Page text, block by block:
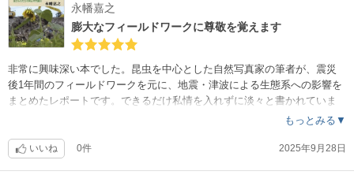
永幡嘉之
膨大なフィールドワークに尊敬を覚えます
非常に興味深い本でした。昆虫を中心とした自然写真家の筆者が、震災
後1年間のフィールドワークを元に、地震・津波による生態系への影響を
まとめたレポートです。できるだけ私情を入れずに淡々と書かれていま
すが、トンボを筆頭に昆虫類への深い愛情が感じられます。きっかけは
社会の活動域の拡大による、動植物の生息域である湿地、砂浜の分断が
もっとみる▼
いいね 0件 2025年9月28日